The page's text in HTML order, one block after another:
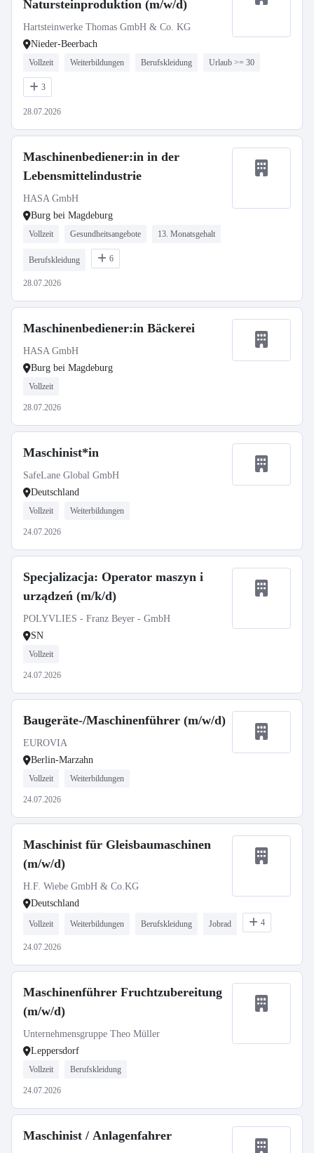
Natursteinproduktion (m/w/d)
Hartsteinwerke Thomas GmbH & Co. KG
Nieder-Beerbach
Vollzeit Weiterbildungen Berufskleidung Urlaub >= 30
3
28.07.2026
Maschinenbediener:in in der
Lebensmittelindustrie
HASA GmbH
Burg bei Magdeburg
Vollzeit Gesundheitsangebote 13. Monatsgehalt
Berufskleidung 6
28.07.2026
Maschinenbediener:in Bäckerei
HASA GmbH
Burg bei Magdeburg
Vollzeit
28.07.2026
Maschinist*in
SafeLane Global GmbH
Deutschland
Vollzeit Weiterbildungen
24.07.2026
Specjalizacja: Operator maszyn i
urządzeń (m/k/d)
POLYVLIES - Franz Beyer - GmbH
SN
Vollzeit
24.07.2026
Baugeräte-/Maschinenführer (m/w/d)
EUROVIA
Berlin-Marzahn
Vollzeit Weiterbildungen
24.07.2026
Maschinist für Gleisbaumaschinen
(m/w/d)
H.F. Wiebe GmbH & Co.KG
Deutschland
Vollzeit Weiterbildungen Berufskleidung Jobrad 4
24.07.2026
Maschinenführer Fruchtzubereitung
(m/w/d)
Unternehmensgruppe Theo Müller
Leppersdorf
Vollzeit Berufskleidung
24.07.2026
Maschinist / Anlagenfahrer